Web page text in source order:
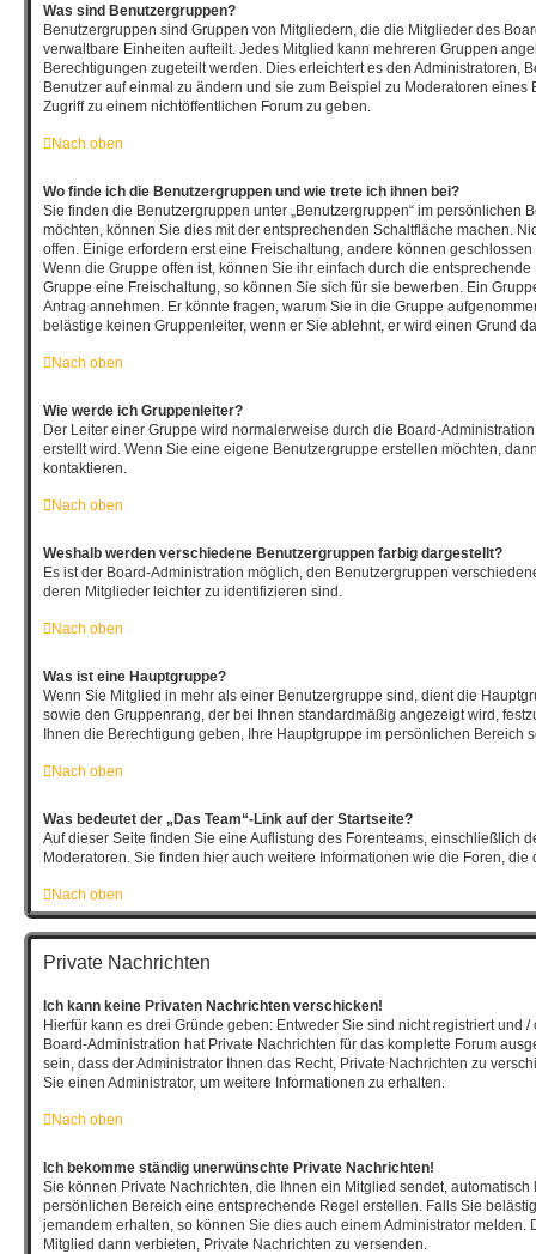
Was sind Benutzergruppen?
Benutzergruppen sind Gruppen von Mitgliedern, die die Mitglieder des
verwaltbare Einheiten aufteilt. Jedes Mitglied kann mehreren Gruppen
Berechtigungen zugeteilt werden. Dies erleichtert es den Administratoren,
Benutzer auf einmal zu ändern und sie zum Beispiel zu Moderatoren eines
Zugriff zu einem nichtöffentlichen Forum zu geben.
Nach oben
Wo finde ich die Benutzergruppen und wie trete ich ihnen bei?
Sie finden die Benutzergruppen unter „Benutzergruppen“ im persönlichen
möchten, können Sie dies mit der entsprechenden Schaltfläche machen.
offen. Einige erfordern erst eine Freischaltung, andere können
Wenn die Gruppe offen ist, können Sie ihr einfach durch die
Gruppe eine Freischaltung, so können Sie sich für sie bewerben. Ein
Antrag annehmen. Er könnte fragen, warum Sie in die Gruppe
belästige keinen Gruppenleiter, wenn er Sie ablehnt, er wird einen Grund
Nach oben
Wie werde ich Gruppenleiter?
Der Leiter einer Gruppe wird normalerweise durch die Board-
erstellt wird. Wenn Sie eine eigene Benutzergruppe erstellen möchten,
kontaktieren.
Nach oben
Weshalb werden verschiedene Benutzergruppen farbig dargestellt?
Es ist der Board-Administration möglich, den Benutzergruppen
deren Mitglieder leichter zu identifizieren sind.
Nach oben
Was ist eine Hauptgruppe?
Wenn Sie Mitglied in mehr als einer Benutzergruppe sind, dient die
sowie den Gruppenrang, der bei Ihnen standardmäßig angezeigt wird,
Ihnen die Berechtigung geben, Ihre Hauptgruppe im persönlichen Bereich
Nach oben
Was bedeutet der „Das Team“-Link auf der Startseite?
Auf dieser Seite finden Sie eine Auflistung des Forenteams, einschließlich
Moderatoren. Sie finden hier auch weitere Informationen wie die Foren,
Nach oben
Private Nachrichten
Ich kann keine Privaten Nachrichten verschicken!
Hierfür kann es drei Gründe geben: Entweder Sie sind nicht registriert und
Board-Administration hat Private Nachrichten für das komplette Forum
sein, dass der Administrator Ihnen das Recht, Private Nachrichten zu
Sie einen Administrator, um weitere Informationen zu erhalten.
Nach oben
Ich bekomme ständig unerwünschte Private Nachrichten!
Sie können Private Nachrichten, die Ihnen ein Mitglied sendet,
persönlichen Bereich eine entsprechende Regel erstellen. Falls Sie
jemandem erhalten, so können Sie dies auch einem Administrator melden.
Mitglied dann verbieten, Private Nachrichten zu versenden.